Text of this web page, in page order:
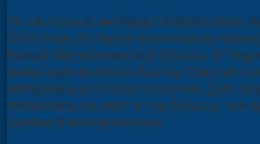
Но не только им будет благоволить
2020 года согласно восточному
Белой Металлической Крысы. В
животное является Богом Счастья,
материального благополучия. Для
появились на свет в год Крысы, это
крайне благоприятным.